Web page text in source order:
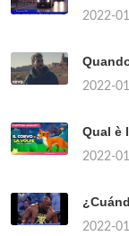
2022-
2022-
Qual è
2022-
2022-